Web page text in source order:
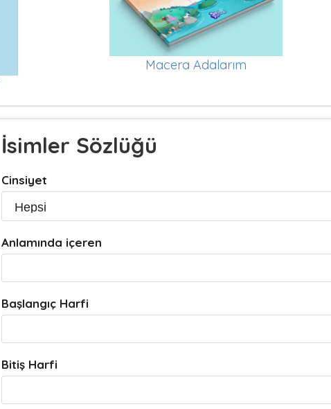
Macera Adalarım
İsimler Sözlüğü
Cinsiyet
Anlamında içeren
Başlangıç Harfi
Bitiş Harfi